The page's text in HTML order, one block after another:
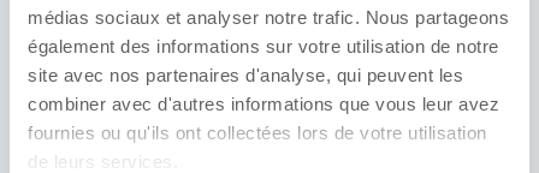
médias sociaux et analyser notre trafic. Nous partageons
également des informations sur votre utilisation de notre
site avec nos partenaires d'analyse, qui peuvent les
combiner avec d'autres informations que vous leur avez
fournies ou qu'ils ont collectées lors de votre utilisation
de leurs services.
Capacité standard (pi)
2 900 à 3 200 pi3
Intérieur
Avec revêtement
Sans revêtement